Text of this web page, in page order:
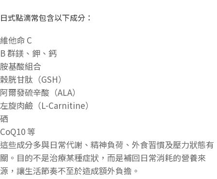
日式點滴常包含以下成分：
維他命 C
B 群鎂、鉀、鈣
胺基酸組合
穀胱甘肽（GSH）
阿爾發硫辛酸（ALA）
左旋肉鹼（L-Carnitine）
硒
CoQ10 等
這些成分多與日常代謝、精神負荷、外食習慣及壓力狀態有
關。目的不是治療某種症狀，而是補回日常消耗的營養來
源，讓生活節奏不至於造成額外負擔。